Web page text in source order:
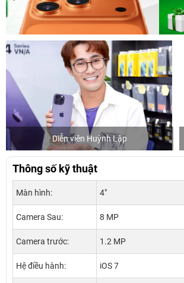
Diễn viên Huỳnh Lập
Thông số kỹ thuật
Màn hình: 4"
Camera Sau: 8 MP
Camera trước: 1.2 MP
Hệ điều hành: iOS 7